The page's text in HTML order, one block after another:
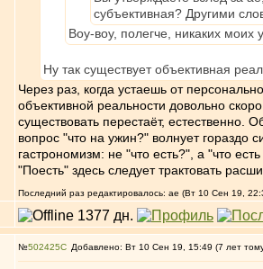
субъективная? Другими
Воу-воу, полегче, никаких моих
Ну так существует объективная
Через раз, когда устаешь от
объективной реальности довольно
существовать перестаёт, естественно.
вопрос "что на ужин?" волнует гораздо
гастрономизм: не "что есть?", а "что
"Поесть" здесь следует трактовать
Последний раз редактировалось: ae (Вт 10 Сен 19,
№502425 Добавлено: Вт 10 Сен 19, 15:49 (7 лет